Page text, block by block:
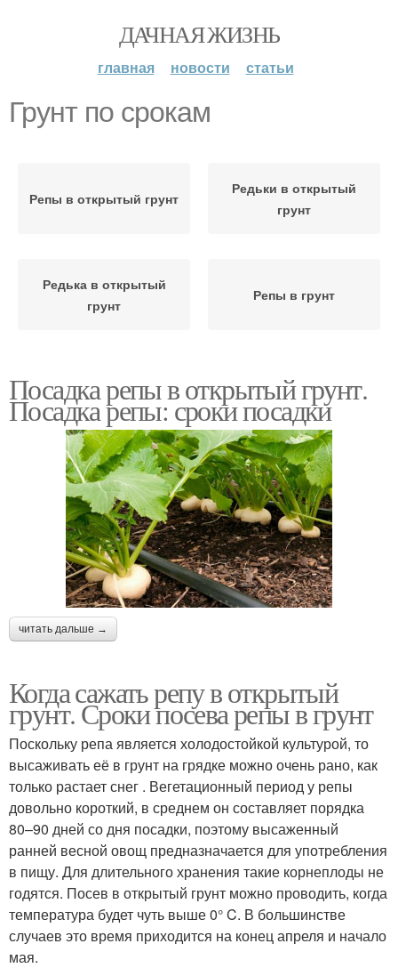
ДАЧНАЯ ЖИЗНЬ
главная новости статьи
Грунт по срокам
Репы в открытый грунт
Редьки в открытый
грунт
Редька в открытый
грунт
Репы в грунт
Посадка репы в открытый грунт.
Посадка репы: сроки посадки
читать дальше →
Когда сажать репу в открытый
грунт. Сроки посева репы в грунт
Поскольку репа является холодостойкой культурой, то
высаживать её в грунт на грядке можно очень рано, как
только растает снег . Вегетационный период у репы
довольно короткий, в среднем он составляет порядка
80–90 дней со дня посадки, поэтому высаженный
ранней весной овощ предназначается для употребления
в пищу. Для длительного хранения такие корнеплоды не
годятся. Посев в открытый грунт можно проводить, когда
температура будет чуть выше 0° C. В большинстве
случаев это время приходится на конец апреля и начало
мая.